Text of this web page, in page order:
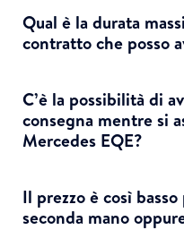
Qual è la durata
contratto che posso
C’è la possibilità di
consegna mentre si
Mercedes EQE?
Il prezzo è così
seconda mano